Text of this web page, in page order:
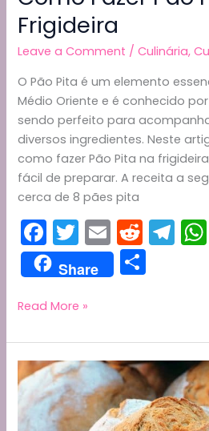
Frigideira
Leave a Comment /Culinária,
O Pão Pita é um elemento
Médio Oriente e é conhecido
sendo perfeito para
diversos ingredientes. Neste
como fazer Pão Pita na
fácil de preparar. A receita a
cerca de 8 pães pita
F
a
c
e
b
o
o
k
T
w
itt
er
E
m
ai
R
e
d
t
T
el
a
m
Share
e
Como
Pão
Pita
na
Frigideira
Read More »